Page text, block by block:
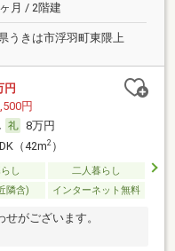
月 / 2階建
うきは市浮羽町東隈上
円
円
8万円
（42m2）
し
二人暮らし
隣含) インターネット無料
がございます。